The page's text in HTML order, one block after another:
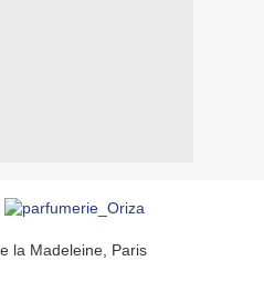
la Madeleine, Paris